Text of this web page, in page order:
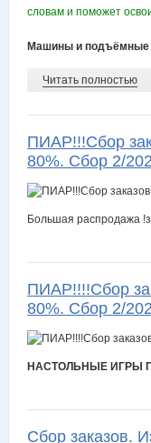
словам и поможет
Машины и подъёмные
Читать полностью
ПИАР!!!Сбор
80%. Сбор 2/
Большая распродажа
ПИАР!!!!Сбор
80%. Сбор 2/
НАСТОЛЬНЫЕ ИГРЫ
Сбор заказов.